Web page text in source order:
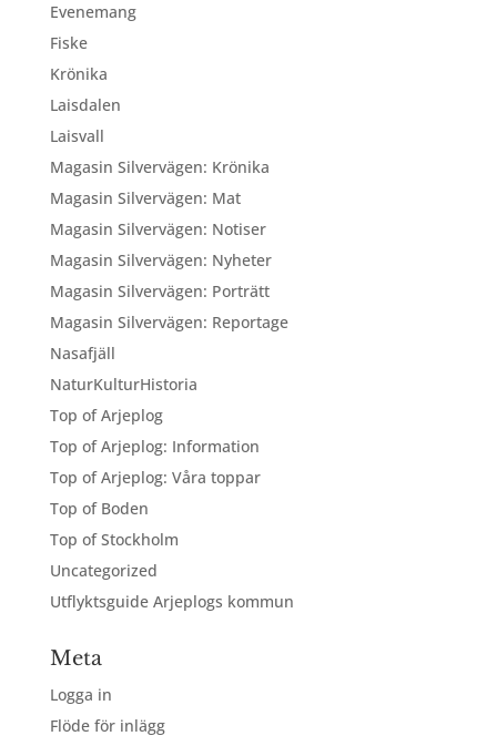
Evenemang
Fiske
Krönika
Laisdalen
Laisvall
Magasin Silvervägen: Krönika
Magasin Silvervägen: Mat
Magasin Silvervägen: Notiser
Magasin Silvervägen: Nyheter
Magasin Silvervägen: Porträtt
Magasin Silvervägen: Reportage
Nasafjäll
NaturKulturHistoria
Top of Arjeplog
Top of Arjeplog: Information
Top of Arjeplog: Våra toppar
Top of Boden
Top of Stockholm
Uncategorized
Utflyktsguide Arjeplogs kommun
Meta
Logga in
Flöde för inlägg